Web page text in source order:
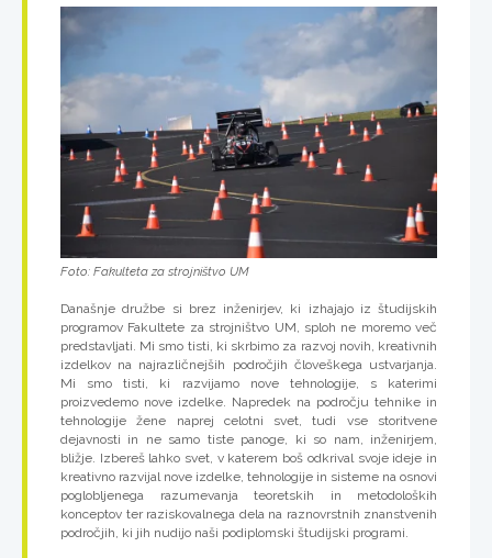
Foto: Fakulteta za strojništvo UM
Današnje družbe si brez inženirjev, ki izhajajo iz študijskih
programov Fakultete za strojništvo UM, sploh ne moremo več
predstavljati. Mi smo tisti, ki skrbimo za razvoj novih, kreativnih
izdelkov na najrazličnejših področjih človeškega ustvarjanja.
Mi smo tisti, ki razvijamo nove tehnologije, s katerimi
proizvedemo nove izdelke. Napredek na področju tehnike in
tehnologije žene naprej celotni svet, tudi vse storitvene
dejavnosti in ne samo tiste panoge, ki so nam, inženirjem,
bližje. Izbereš lahko svet, v katerem boš odkrival svoje ideje in
kreativno razvijal nove izdelke, tehnologije in sisteme na osnovi
poglobljenega razumevanja teoretskih in metodoloških
konceptov ter raziskovalnega dela na raznovrstnih znanstvenih
področjih, ki jih nudijo naši podiplomski študijski programi.